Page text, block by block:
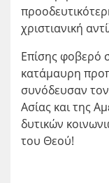
χριστιανική
Επίσης φοβερό
κατάμαυρη
συνόδευσαν
Ασίας και της
δυτικών
του Θεού!